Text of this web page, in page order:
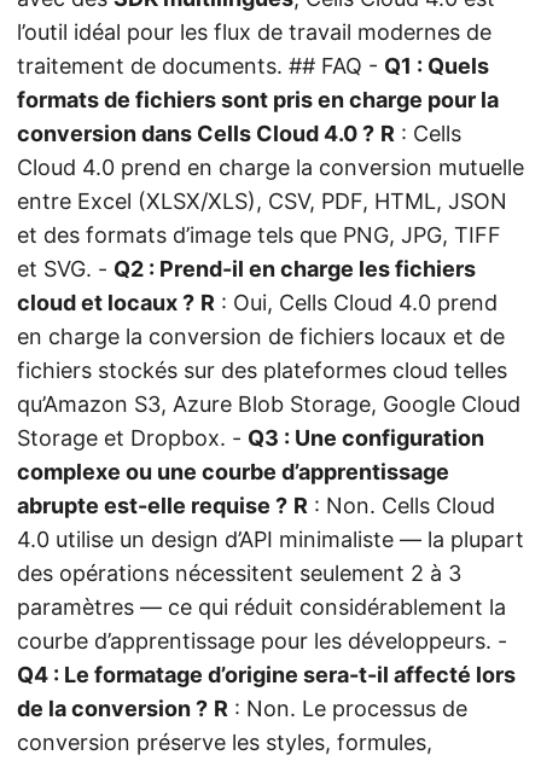
l’outil idéal pour les flux de travail modernes de
traitement de documents. ## FAQ - Q1 : Quels
formats de fichiers sont pris en charge pour la
conversion dans Cells Cloud 4.0 ? R : Cells
Cloud 4.0 prend en charge la conversion mutuelle
entre Excel (XLSX/XLS), CSV, PDF, HTML, JSON
et des formats d’image tels que PNG, JPG, TIFF
et SVG. - Q2 : Prend-il en charge les fichiers
cloud et locaux ? R : Oui, Cells Cloud 4.0 prend
en charge la conversion de fichiers locaux et de
fichiers stockés sur des plateformes cloud telles
qu’Amazon S3, Azure Blob Storage, Google Cloud
Storage et Dropbox. - Q3 : Une configuration
complexe ou une courbe d’apprentissage
abrupte est-elle requise ? R : Non. Cells Cloud
4.0 utilise un design d’API minimaliste — la plupart
des opérations nécessitent seulement 2 à 3
paramètres — ce qui réduit considérablement la
courbe d’apprentissage pour les développeurs. -
Q4 : Le formatage d’origine sera-t-il affecté lors
de la conversion ? R : Non. Le processus de
conversion préserve les styles, formules,